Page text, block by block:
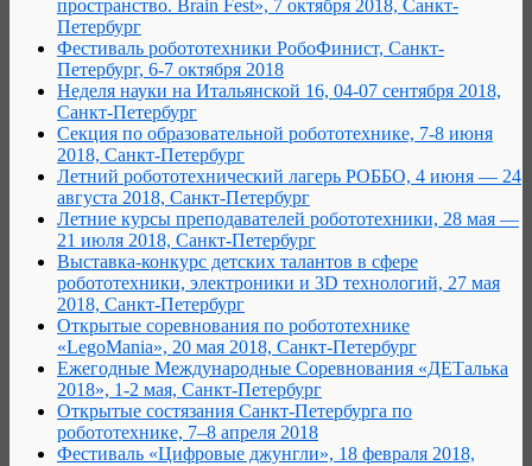
пространство. Brain Fest», 7 октября 2018, Санкт-
Петербург
Фестиваль робототехники РобоФинист, Санкт-
Петербург, 6-7 октября 2018
Неделя науки на Итальянской 16, 04-07 сентября 2018,
Санкт-Петербург
Секция по образовательной робототехнике, 7-8 июня
2018, Санкт-Петербург
Летний робототехнический лагерь РОББО, 4 июня — 24
августа 2018, Санкт-Петербург
Летние курсы преподавателей робототехники, 28 мая —
21 июля 2018, Санкт-Петербург
Выставка-конкурс детских талантов в сфере
робототехники, электроники и 3D технологий, 27 мая
2018, Санкт-Петербург
Открытые соревнования по робототехнике
«LegoMania», 20 мая 2018, Санкт-Петербург
Ежегодные Международные Соревнования «ДЕТалька
2018», 1-2 мая, Санкт-Петербург
Открытые состязания Санкт-Петербурга по
робототехнике, 7–8 апреля 2018
Фестиваль «Цифровые джунгли», 18 февраля 2018,